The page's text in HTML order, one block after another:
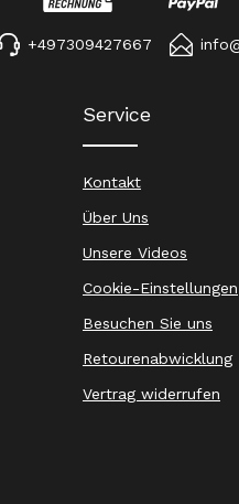
+497309427667
Service
Kontakt
Über Uns
Unsere Videos
Cookie-Einstellungen
Besuchen Sie uns
Retourenabwicklung
Vertrag widerrufen